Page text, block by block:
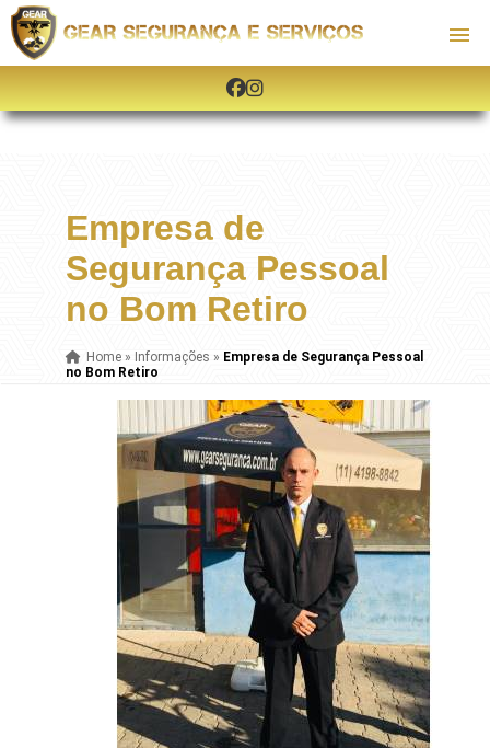
Empresa de
Segurança Pessoal
no Bom Retiro
Home» Informações » Empresa de Segurança Pessoal
no Bom Retiro